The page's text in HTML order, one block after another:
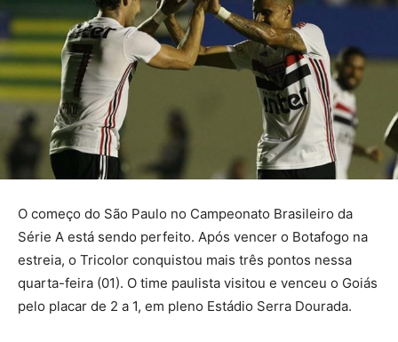
O começo do São Paulo no Campeonato Brasileiro da
Série A está sendo perfeito. Após vencer o Botafogo na
estreia, o Tricolor conquistou mais três pontos nessa
quarta-feira (01). O time paulista visitou e venceu o Goiás
pelo placar de 2 a 1, em pleno Estádio Serra Dourada.